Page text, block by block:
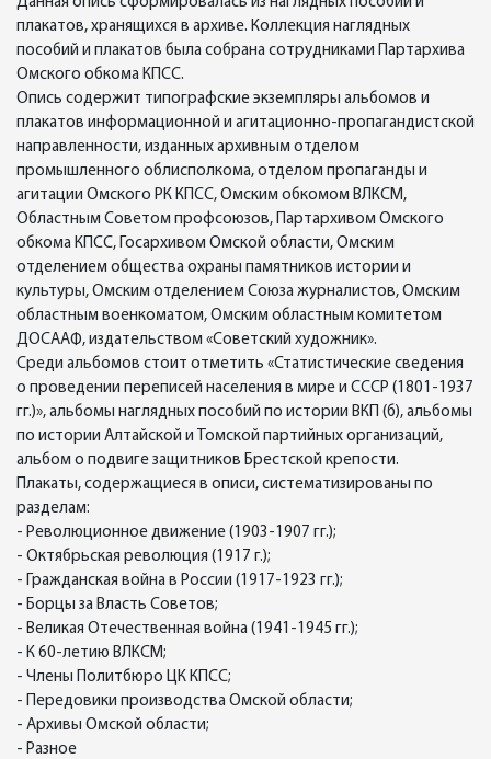
плакатов, хранящихся в архиве. Коллекция наглядных
пособий и плакатов была собрана сотрудниками Партархива
Омского обкома КПСС.
Опись содержит типографские экземпляры альбомов и
плакатов информационной и агитационно-пропагандистской
направленности, изданных архивным отделом
промышленного облисполкома, отделом пропаганды и
агитации Омского РК КПСС, Омским обкомом ВЛКСМ,
Областным Советом профсоюзов, Партархивом Омского
обкома КПСС, Госархивом Омской области, Омским
отделением общества охраны памятников истории и
культуры, Омским отделением Союза журналистов, Омским
областным военкоматом, Омским областным комитетом
ДОСААФ, издательством «Советский художник».
Среди альбомов стоит отметить «Статистические сведения
о проведении переписей населения в мире и СССР (1801-1937
гг.)», альбомы наглядных пособий по истории ВКП (б), альбомы
по истории Алтайской и Томской партийных организаций,
альбом о подвиге защитников Брестской крепости.
Плакаты, содержащиеся в описи, систематизированы по
разделам:
- Революционное движение (1903-1907 гг.);
- Октябрьская революция (1917 г.);
- Гражданская война в России (1917-1923 гг.);
- Борцы за Власть Советов;
- Великая Отечественная война (1941-1945 гг.);
- К 60-летию ВЛКСМ;
- Члены Политбюро ЦК КПСС;
- Передовики производства Омской области;
- Архивы Омской области;
- Разное